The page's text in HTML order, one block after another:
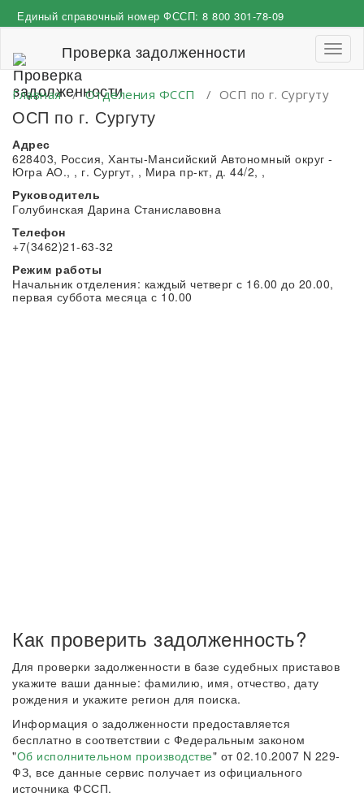
к
Единый справочный номер ФССП: 8 800 301-78-09
Проверка задолженности
Главная/Отделения ФССП / ОСП по г. Сургуту
ОСП по г. Сургуту
Адрес
628403, Россия, Ханты-Мансийский Автономный округ -
Югра АО., , г. Сургут, , Мира пр-кт, д. 44/2, ,
Руководитель
Голубинская Дарина Станиславовна
Телефон
+7(3462)21-63-32
Режим работы
Начальник отделения: каждый четверг с 16.00 до 20.00,
первая суббота месяца с 10.00
Как проверить задолженность?
Для проверки задолженности в базе судебных приставов
укажите ваши данные: фамилию, имя, отчество, дату
рождения и укажите регион для поиска.
Информация о задолженности предоставляется
бесплатно в соответствии с Федеральным законом
"Об исполнительном производстве" от 02.10.2007 N 229-
ФЗ, все данные сервис получает из официального
источника ФССП.